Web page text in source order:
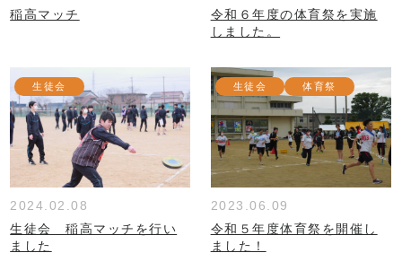
稲高マッチ
令和６年度の体育祭を実施
しました。
生徒会
2024.02.08
生徒会 稲高マッチを行い
ました
生徒会 体育祭
2023.06.09
令和５年度体育祭を開催し
ました！